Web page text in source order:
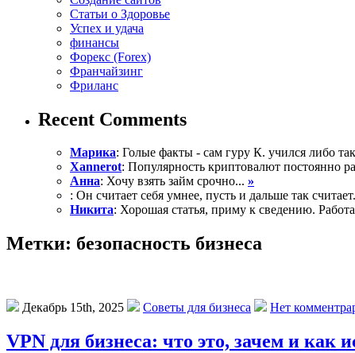
Статьи о Здоровье
Успех и удача
финансы
Форекс (Forex)
Франчайзинг
Фриланс
Recent Comments
Марика: Голые факты - сам гуру К. учился либо
Xannerot: Популярность криптовалют постоянно
Анна: Хочу взять займ срочно... »
: Он считает себя умнее, пусть и дальше так
Никита: Хорошая статья, приму к сведению.
Метки: безопасность бизнеса
Декабрь 15th, 2025 Советы для бизнеса Нет
VPN для бизнеса: что это, зачем и как